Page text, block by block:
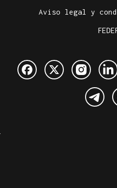
Aviso legal y